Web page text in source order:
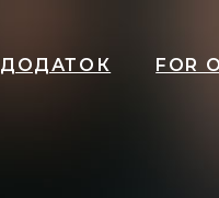
ДОДАТОК FOR